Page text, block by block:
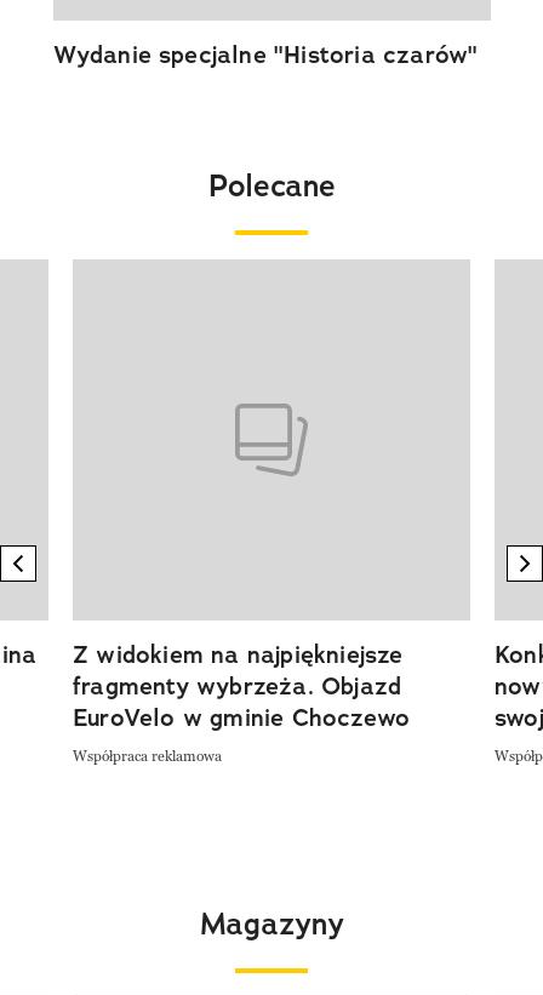
Wydanie specjalne "Historia czarów"
Polecane
previous element
Z widokiem na najpiękniejsze
fragmenty wybrzeża. Objazd
EuroVelo w gminie Choczewo
Współpraca reklamowa
Magazyny